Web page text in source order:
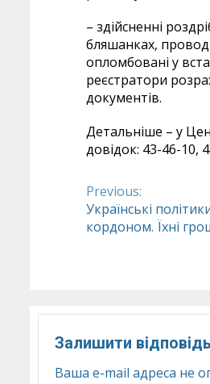
– здійсненні
бляшанках,
опломбовані у
реєстратори
документів.
Детальніше – у
довідок: 43-46-10,
Continue
Reading
Previous:
Українські
кордоном. Їхні
Залишити відповідь
Ваша e-mail адреса не